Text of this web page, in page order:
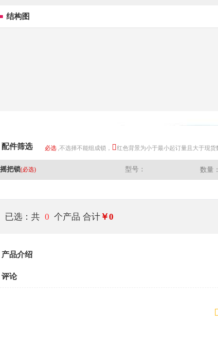
结构图
配件筛选 必选 ,不选择不能组成锁， 红色背景为小于最小起订量且大于现
摇把锁(必选) 型号： 数量
已选：共 0 个产品 合计 ￥0
产品介绍
评论